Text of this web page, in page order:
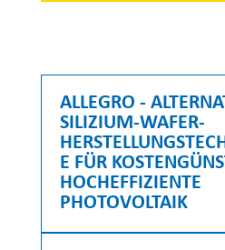
ALLEGRO -
SILIZIUM-WAFER-
E FÜR
HOCHEFFIZIENTE
PHOTOVOLTAIK